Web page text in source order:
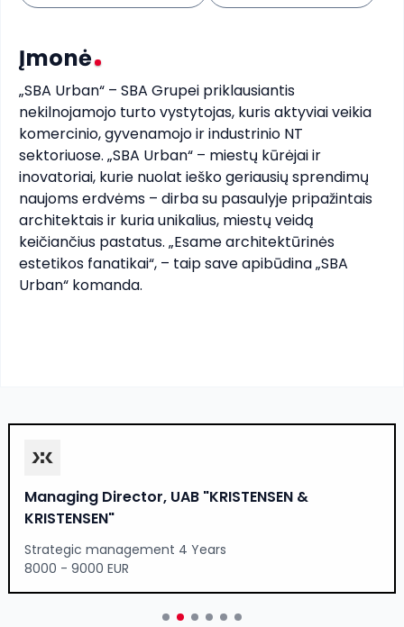
Įmonė
„SBA Urban“ – SBA Grupei priklausiantis
nekilnojamojo turto vystytojas, kuris aktyviai veikia
komercinio, gyvenamojo ir industrinio NT
sektoriuose. „SBA Urban“ – miestų kūrėjai ir
inovatoriai, kurie nuolat ieško geriausių sprendimų
naujoms erdvėms – dirba su pasaulyje pripažintais
architektais ir kuria unikalius, miestų veidą
keičiančius pastatus. „Esame architektūrinės
estetikos fanatikai“, – taip save apibūdina „SBA
Urban“ komanda.
Managing Director, UAB "KRISTENSEN &
KRISTENSEN"
Strategic management 4 Years
8000 - 9000 EUR